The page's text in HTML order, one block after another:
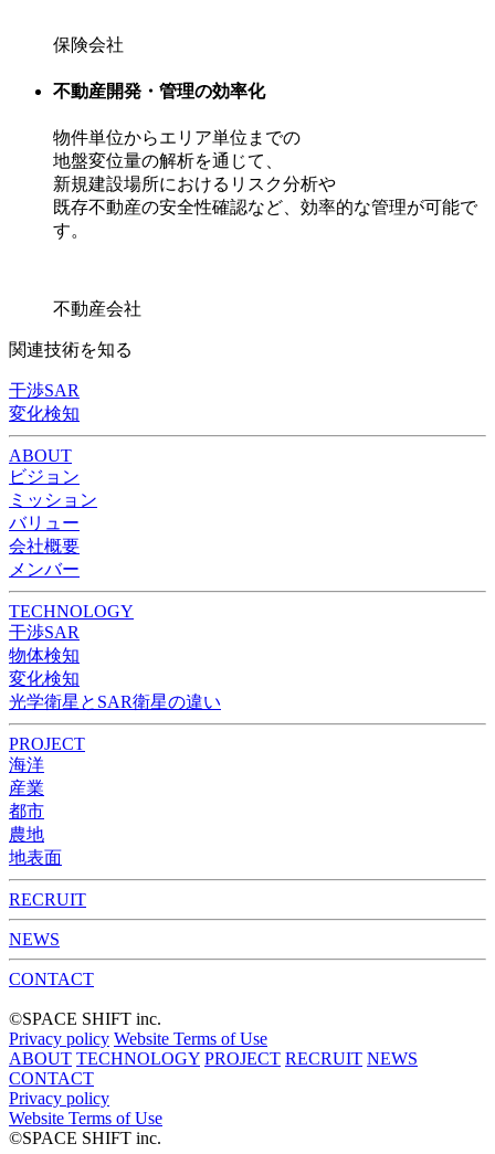
保険会社
不動産開発・管理の効率化
物件単位からエリア単位までの
地盤変位量の解析を通じて、
新規建設場所におけるリスク分析や
既存不動産の安全性確認など、効率的な管理が可能で
す。
不動産会社
関連技術を知る
干渉SAR
変化検知
ABOUT
ビジョン
ミッション
バリュー
会社概要
メンバー
TECHNOLOGY
干渉SAR
物体検知​​
変化検知​
光学衛星とSAR衛星の違い
PROJECT
海洋
産業
都市​
農地
地表面
RECRUIT
NEWS
CONTACT
©︎SPACE SHIFT inc.
Privacy policy Website Terms of Use
ABOUT TECHNOLOGY PROJECT RECRUIT NEWS
CONTACT
Privacy policy
Website Terms of Use
©︎SPACE SHIFT inc.